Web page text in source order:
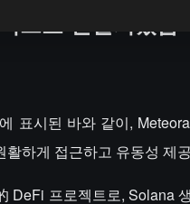
으로 연결되었습
표시된 바와 같이,
하게 접근하고 유동성 제
DeFi 프로젝트로, Solana